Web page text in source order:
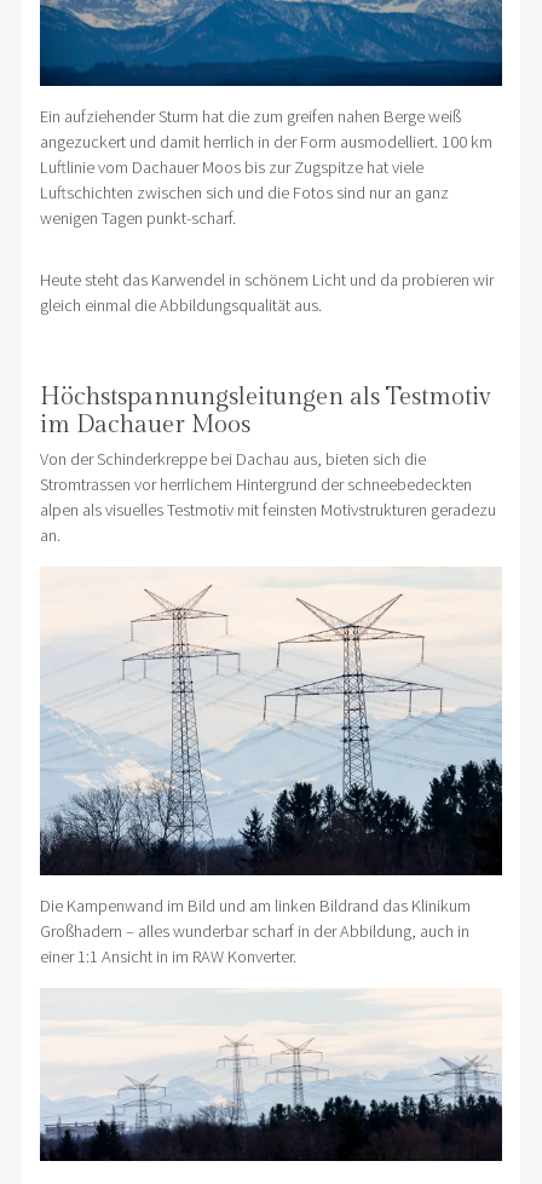
Ein aufziehender Sturm hat die zum greifen nahen Berge weiß
angezuckert und damit herrlich in der Form ausmodelliert. 100 km
Luftlinie vom Dachauer Moos bis zur Zugspitze hat viele
Luftschichten zwischen sich und die Fotos sind nur an ganz
wenigen Tagen punkt-scharf.
Heute steht das Karwendel in schönem Licht und da probieren wir
gleich einmal die Abbildungsqualität aus.
Höchstspannungsleitungen als Testmotiv
im Dachauer Moos
Von der Schinderkreppe bei Dachau aus, bieten sich die
Stromtrassen vor herrlichem Hintergrund der schneebedeckten
alpen als visuelles Testmotiv mit feinsten Motivstrukturen geradezu
an.
Die Kampenwand im Bild und am linken Bildrand das Klinikum
Großhadern – alles wunderbar scharf in der Abbildung, auch in
einer 1:1 Ansicht in im RAW Konverter.